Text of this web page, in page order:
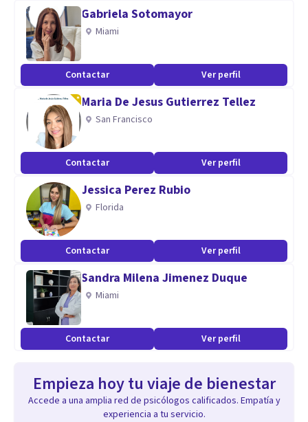
Gabriela Sotomayor
Miami
Contactar Ver perfil
Maria De Jesus Gutierrez Tellez
San Francisco
Contactar Ver perfil
Jessica Perez Rubio
Florida
Contactar Ver perfil
Sandra Milena Jimenez Duque
Miami
Contactar Ver perfil
Empieza hoy tu viaje de bienestar
Accede a una amplia red de psicólogos calificados. Empatía y
experiencia a tu servicio.